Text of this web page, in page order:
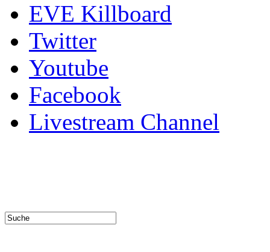
EVE Killboard
Twitter
Youtube
Facebook
Livestream Channel